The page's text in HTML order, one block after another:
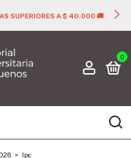
SUPERIORES A $ 40.000 🚚
0
> Ipc